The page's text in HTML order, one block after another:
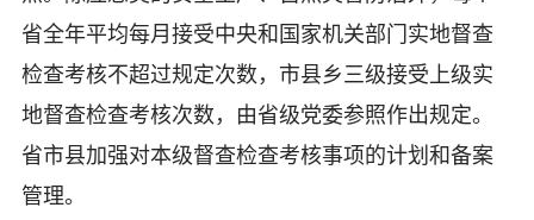
省全年平均每月接受中央和国家机关部门实地督查
检查考核不超过规定次数，市县乡三级接受上级实
地督查检查考核次数，由省级党委参照作出规定。
省市县加强对本级督查检查考核事项的计划和备案
管理。